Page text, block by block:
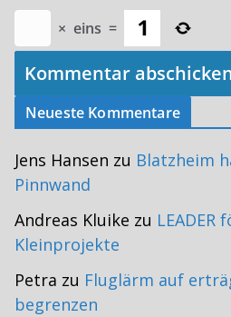
× eins =
Neueste Kommentare
Jens Hansen zu Blatzheim
Pinnwand
Andreas Kluike zu
Kleinprojekte
Petra zu Fluglärm auf
begrenzen